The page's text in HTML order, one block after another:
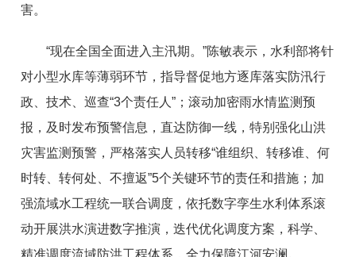
害。
“现在全国全面进入主汛期。”陈敏表示，水利部将针
对小型水库等薄弱环节，指导督促地方逐库落实防汛行
政、技术、巡查“3个责任人”；滚动加密雨水情监测预
报，及时发布预警信息，直达防御一线，特别强化山洪
灾害监测预警，严格落实人员转移“谁组织、转移谁、何
时转、转何处、不擅返”5个关键环节的责任和措施；加
强流域水工程统一联合调度，依托数字孪生水利体系滚
动开展洪水演进数字推演，迭代优化调度方案，科学、
精准调度流域防洪工程体系，全力保障江河安澜。